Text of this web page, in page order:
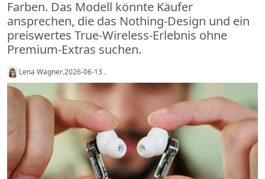
Farben. Das Modell könnte Käufer
ansprechen, die das Nothing-Design und ein
preiswertes True-Wireless-Erlebnis ohne
Premium-Extras suchen.
Lena Wagner.2026-06-13 .